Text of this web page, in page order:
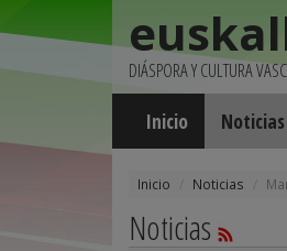
DIÁSPORA Y CULTURA
Inicio Noticias
Inicio Noticias
Noticias